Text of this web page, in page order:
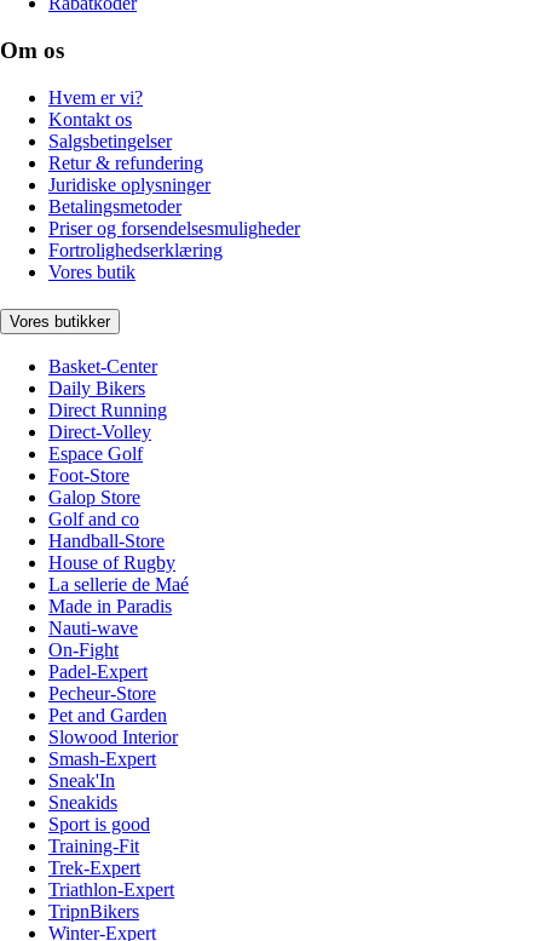
Om os
Hvem er vi?
Kontakt os
Salgsbetingelser
Retur & refundering
Juridiske oplysninger
Betalingsmetoder
Priser og forsendelsesmuligheder
Fortrolighedserklæring
Vores butik
Vores butikker
Basket-Center
Daily Bikers
Direct Running
Direct-Volley
Espace Golf
Foot-Store
Galop Store
Golf and co
Handball-Store
House of Rugby
La sellerie de Maé
Made in Paradis
Nauti-wave
On-Fight
Padel-Expert
Pecheur-Store
Pet and Garden
Slowood Interior
Smash-Expert
Sneak'In
Sneakids
Sport is good
Training-Fit
Trek-Expert
Triathlon-Expert
TripnBikers
Winter-Expert